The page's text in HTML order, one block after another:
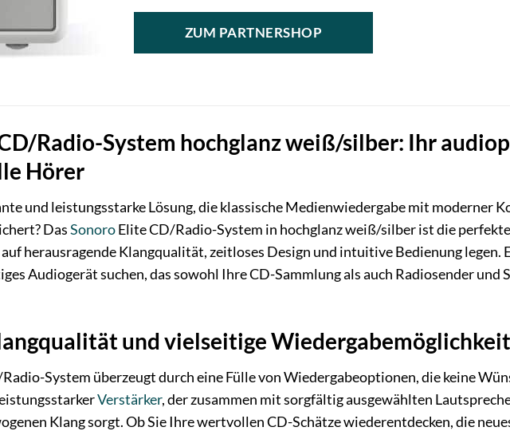
ZUM PARTNERSHOP
Radio-System hochglanz weiß/silber: Ihr
Hörer
und leistungsstarke Lösung, die klassische Medienwiedergabe mit moderner
DasSonoroElite CD/Radio-System in hochglanz weiß/silber ist die
herausragende Klangqualität, zeitloses Design und intuitive Bedienung legen.
Audiogerät suchen, das sowohl Ihre CD-Sammlung als auch Radiosender
und vielseitige
System überzeugt durch eine Fülle von Wiedergabeoptionen, die keine
Verstärker, der zusammen mit sorgfältig ausgewählten
Klang sorgt. Ob Sie Ihre wertvollen CD-Schätze wiederentdecken, die